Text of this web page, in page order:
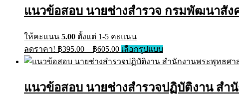
page
฿605.00
variants.
The
chosen
on
page
แนวข้อสอบ นายช่างสำรวจ กรมพัฒนาสัง
ให้คะแนน 5.00 ตั้งแต่ 1-5 คะแนน
ลดราคา! ฿395.00 – ฿605.00Price
range:
฿395.00
฿605.00
เลือกรูปแบบThis
product
has
variants.
The
แนวข้อสอบ นายช่างสำรวจปฏิบัติงาน สำ